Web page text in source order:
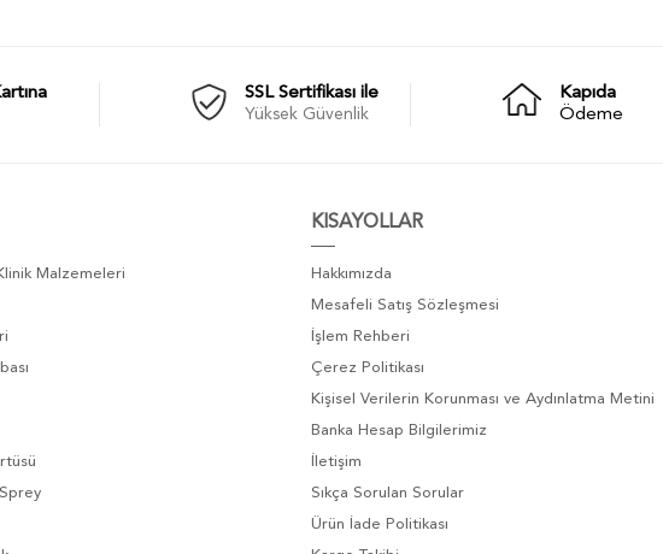
SSL Sertifikası ile
Yüksek Güvenlik
Kapıda
Ödeme
Malzemeleri
KISAYOLLAR
Hakkımızda
Mesafeli Satış Sözleşmesi
İşlem Rehberi
Çerez Politikası
Kişisel Verilerin Korunması ve Aydınlatma Metini
Banka Hesap Bilgilerimiz
İletişim
Sıkça Sorulan Sorular
Ürün İade Politikası